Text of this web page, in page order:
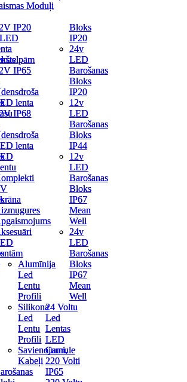
Moduļi
IP20
IP65
lenta
IP68
lenta
Alumīnija
Led
Lentu
Profili
Silikona
Led
Lentu
Profili
Savienojumi,
Kabeļi
Bloks
IP20
24v
LED
Barošanas
Bloks
IP20
12v
LED
Barošanas
Bloks
IP44
12v
LED
Barošanas
Bloks
IP67
Mean
Well
24v
LED
Barošanas
Bloks
IP67
Mean
Well
24 Voltu
Led
Lentas
LED
Caurule
220 Volti
IP65
Moduļi
IP20
IP65
lenta
IP68
lenta
Alumīnija
Led
Lentu
Profili
Silikona
Led
Lentu
Profili
Savienojumi,
Kabeļi
Bloks
IP20
24v
LED
Barošanas
Bloks
IP20
12v
LED
Barošanas
Bloks
IP44
12v
LED
Barošanas
Bloks
IP67
Mean
Well
24v
LED
Barošanas
Bloks
IP67
Mean
Well
24 Voltu
Led
Lentas
LED
Caurule
220 Volti
IP65